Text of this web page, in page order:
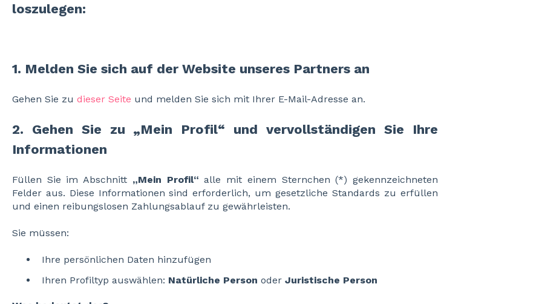
loszulegen:
1. Melden Sie sich auf der Website unseres Partners an
Gehen Sie zu dieser Seite und melden Sie sich mit Ihrer E-Mail-Adresse an.
2. Gehen Sie zu „Mein Profil“ und vervollständigen Sie Ihre
Informationen
Füllen Sie im Abschnitt „Mein Profil“ alle mit einem Sternchen (*) gekennzeichneten
Felder aus. Diese Informationen sind erforderlich, um gesetzliche Standards zu erfüllen
und einen reibungslosen Zahlungsablauf zu gewährleisten.
Sie müssen:
Ihre persönlichen Daten hinzufügen
Ihren Profiltyp auswählen: Natürliche Person oder Juristische Person